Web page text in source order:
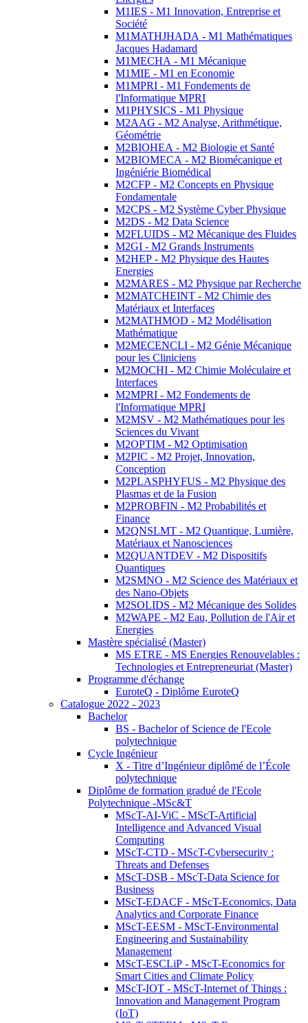
M1IES - M1 Innovation, Entreprise et
Société
M1MATHJHADA - M1 Mathématiques
Jacques Hadamard
M1MECHA - M1 Mécanique
M1MIE - M1 en Economie
M1MPRI - M1 Fondements de
l'Informatique MPRI
M1PHYSICS - M1 Physique
M2AAG - M2 Analyse, Arithmétique,
Géométrie
M2BIOHEA - M2 Biologie et Santé
M2BIOMECA - M2 Biomécanique et
Ingéniérie Biomédical
M2CFP - M2 Concepts en Physique
Fondamentale
M2CPS - M2 Système Cyber Physique
M2DS - M2 Data Science
M2FLUIDS - M2 Mécanique des Fluides
M2GI - M2 Grands Instruments
M2HEP - M2 Physique des Hautes
Energies
M2MARES - M2 Physique par Recherche
M2MATCHEINT - M2 Chimie des
Matériaux et Interfaces
M2MATHMOD - M2 Modélisation
Mathématique
M2MECENCLI - M2 Génie Mécanique
pour les Cliniciens
M2MOCHI - M2 Chimie Moléculaire et
Interfaces
M2MPRI - M2 Fondements de
l'Informatique MPRI
M2MSV - M2 Mathématiques pour les
Sciences du Vivant
M2OPTIM - M2 Optimisation
M2PIC - M2 Projet, Innovation,
Conception
M2PLASPHYFUS - M2 Physique des
Plasmas et de la Fusion
M2PROBFIN - M2 Probabilités et
Finance
M2QNSLMT - M2 Quantique, Lumière,
Matériaux et Nanosciences
M2QUANTDEV - M2 Dispositifs
Quantiques
M2SMNO - M2 Science des Matériaux et
des Nano-Objets
M2SOLIDS - M2 Mécanique des Solides
M2WAPE - M2 Eau, Pollution de l'Air et
Energies
Mastère spécialisé (Master)
MS ETRE - MS Energies Renouvelables :
Technologies et Entrepreneuriat (Master)
Programme d'échange
EuroteQ - Diplôme EuroteQ
Catalogue 2022 - 2023
Bachelor
BS - Bachelor of Science de l'Ecole
polytechnique
Cycle Ingénieur
X - Titre d’Ingénieur diplômé de l’École
polytechnique
Diplôme de formation gradué de l'Ecole
Polytechnique -MSc&T
MScT-AI-ViC - MScT-Artificial
Intelligence and Advanced Visual
Computing
MScT-CTD - MScT-Cybersecurity :
Threats and Defenses
MScT-DSB - MScT-Data Science for
Business
MScT-EDACF - MScT-Economics, Data
Analytics and Corporate Finance
MScT-EESM - MScT-Environmental
Engineering and Sustainability
Management
MScT-ESCLiP - MScT-Economics for
Smart Cities and Climate Policy
MScT-IOT - MScT-Internet of Things :
Innovation and Management Program
(IoT)